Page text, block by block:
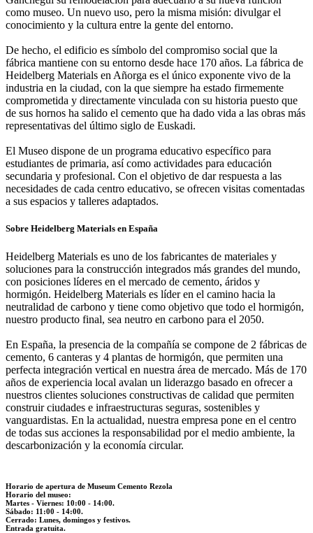
como museo. Un nuevo uso, pero la misma misión: divulgar el
conocimiento y la cultura entre la gente del entorno.
De hecho, el edificio es símbolo del compromiso social que la
fábrica mantiene con su entorno desde hace 170 años. La fábrica de
Heidelberg Materials en Añorga es el único exponente vivo de la
industria en la ciudad, con la que siempre ha estado firmemente
comprometida y directamente vinculada con su historia puesto que
de sus hornos ha salido el cemento que ha dado vida a las obras más
representativas del último siglo de Euskadi.
El Museo dispone de un programa educativo específico para
estudiantes de primaria, así como actividades para educación
secundaria y profesional. Con el objetivo de dar respuesta a las
necesidades de cada centro educativo, se ofrecen visitas comentadas
a sus espacios y talleres adaptados.
Sobre Heidelberg Materials en España
Heidelberg Materials es uno de los fabricantes de materiales y
soluciones para la construcción integrados más grandes del mundo,
con posiciones líderes en el mercado de cemento, áridos y
hormigón. Heidelberg Materials es líder en el camino hacia la
neutralidad de carbono y tiene como objetivo que todo el hormigón,
nuestro producto final, sea neutro en carbono para el 2050.
En España, la presencia de la compañía se compone de 2 fábricas de
cemento, 6 canteras y 4 plantas de hormigón, que permiten una
perfecta integración vertical en nuestra área de mercado. Más de 170
años de experiencia local avalan un liderazgo basado en ofrecer a
nuestros clientes soluciones constructivas de calidad que permiten
construir ciudades e infraestructuras seguras, sostenibles y
vanguardistas. En la actualidad, nuestra empresa pone en el centro
de todas sus acciones la responsabilidad por el medio ambiente, la
descarbonización y la economía circular.
Horario de apertura de Museum Cemento Rezola
Horario del museo:
Martes - Viernes: 10:00 - 14:00.
Sábado: 11:00 - 14:00.
Cerrado: Lunes, domingos y festivos.
Entrada gratuita.